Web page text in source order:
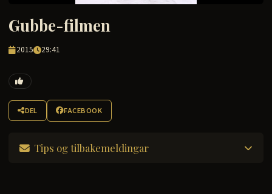
Gubbe-filmen
2015 29:41
DEL FACEBOOK
Tips og tilbakemeldingar